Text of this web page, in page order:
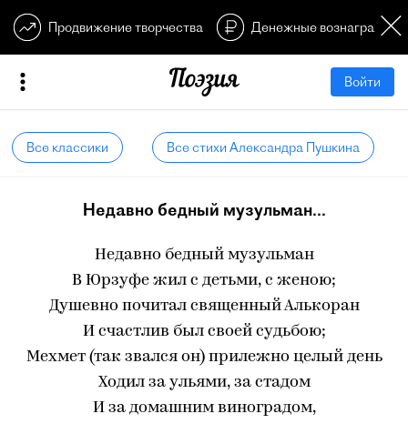
Продвижение творчества Денежные
Войти
Все классики Все стихи Александра Пушкина
Недавно бедный музульман...
Недавно бедный музульман
В Юрзуфе жил с детьми, с женою;
Душевно почитал священный Алькоран
‎И счастлив был своей судьбою;
Мехмет (так звался он) прилежно целый день
Ходил за ульями, за стадом
И за домашним виноградом,